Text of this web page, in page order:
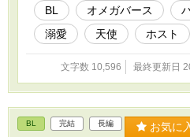
を持つ白亜は、
えるだけの日々
マからもらった
ら、二十歳にな
は、ナンバーワ
歳と若くはない
嫌いな嶺二は、
気を博していた。
も一人で生きてい
BL オメガバース
溺愛
天使 ホスト
文字数 10,596 最終更新日
BL 完結 長編 お気に